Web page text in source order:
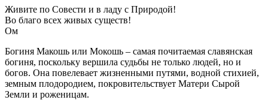
Живите по Совести и в ладу с Природой!
Во благо всех живых существ!
Ом
Богиня Макошь или Мокошь – самая почитаемая славянская
богиня, поскольку вершила судьбы не только людей, но и
богов. Она повелевает жизненными путями, водной стихией,
земным плодородием, покровительствует Матери Сырой
Земли и роженицам.